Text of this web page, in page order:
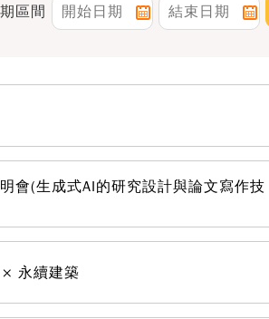
區間
會(生成式AI的研究設計與論文寫作技
永續建築